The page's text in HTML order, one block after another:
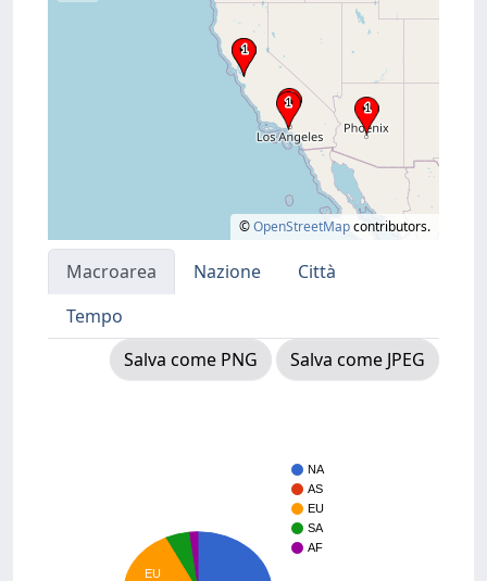
©OpenStreetMapcontributors.
Macroarea Nazione
Città
Tempo
Salva come PNG
Salva come JPEG
NA
AS
EU
SA
AF
EU